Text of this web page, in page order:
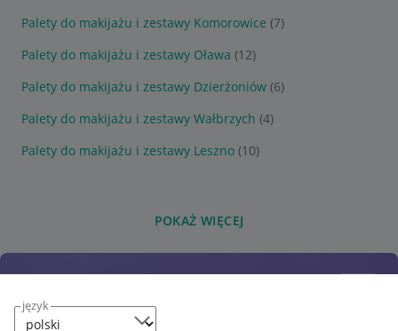
język
Palety do makijażu i zestawy Komorowice (7)
Palety do makijażu i zestawy Oława (12)
Palety do makijażu i zestawy Dzierżoniów (6)
Palety do makijażu i zestawy Wałbrzych (4)
Palety do makijażu i zestawy Leszno (10)
POKAŻ WIĘCEJ